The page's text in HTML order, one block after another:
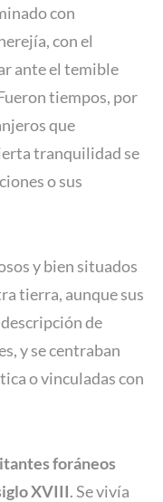
con
con el
ante el temible
tiempos, por
que
tranquilidad se
o sus
y bien situados
tierra, aunque sus
de
y se centraban
o vinculadas con
foráneos
XVIII. Se vivía